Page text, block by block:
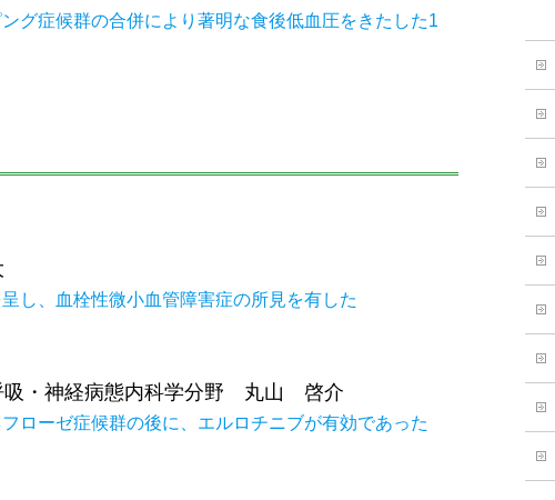
グ症候群の合併により著明な食後低血圧をきたした1
し、血栓性微小血管障害症の所見を有した
吸・神経病態内科学分野 丸山 啓介
ローゼ症候群の後に、エルロチニブが有効であった